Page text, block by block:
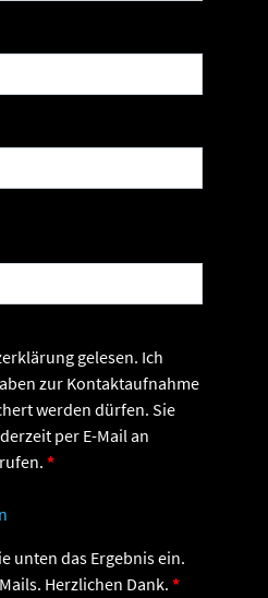
zur Kontaktaufnahme
werden dürfen. Sie
per E-Mail an
unten das Ergebnis ein.
Herzlichen Dank.